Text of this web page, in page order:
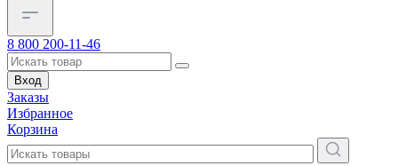
8 800 200-11-46
Вход
Заказы
Избранное
Корзина